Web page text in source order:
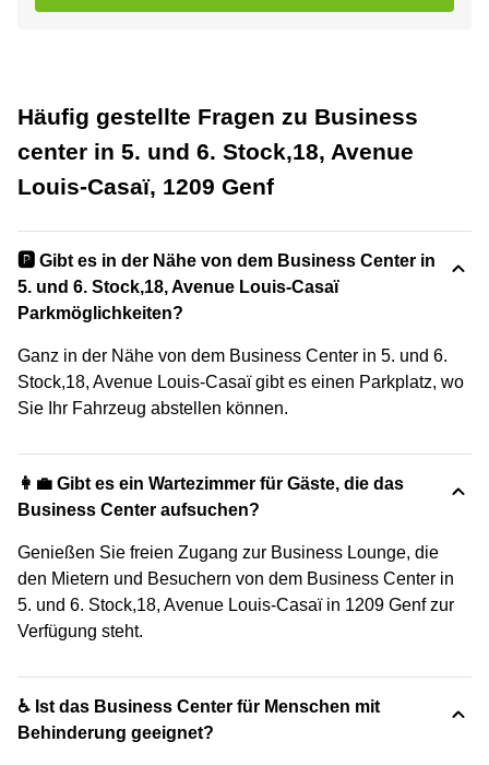
Häufig gestellte Fragen zu Business
center in 5. und 6. Stock,18, Avenue
Louis-Casaï, 1209 Genf
🅿️ Gibt es in der Nähe von dem Business Center in
5. und 6. Stock,18, Avenue Louis-Casaï
Parkmöglichkeiten?
Ganz in der Nähe von dem Business Center in 5. und 6.
Stock,18, Avenue Louis-Casaï gibt es einen Parkplatz, wo
Sie Ihr Fahrzeug abstellen können.
👩‍💼 Gibt es ein Wartezimmer für Gäste, die das
Business Center aufsuchen?
Genießen Sie freien Zugang zur Business Lounge, die
den Mietern und Besuchern von dem Business Center in
5. und 6. Stock,18, Avenue Louis-Casaï in 1209 Genf zur
Verfügung steht.
♿ Ist das Business Center für Menschen mit
Behinderung geeignet?